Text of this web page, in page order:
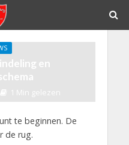
en
1 Min gelezen
te beginnen. De
de rug.